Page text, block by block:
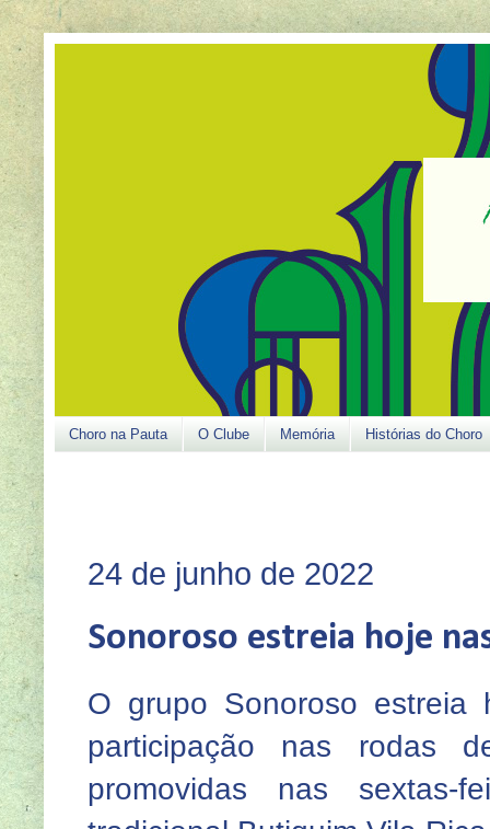
Choro na Pauta O Clube Memória Histórias do Choro
24 de junho de 2022
Sonoroso estreia hoje
O grupo Sonoroso estreia
participação nas rodas
promovidas nas sextas-